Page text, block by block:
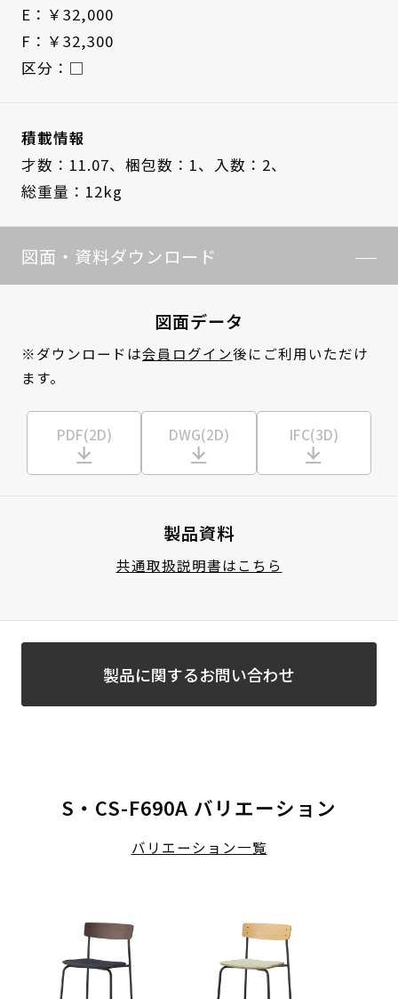
E：￥32,000
F：￥32,300
区分：□
積載情報
才数：11.07、 梱包数：1、 入数：2、
総重量：12kg
図面・資料ダウンロード
図面データ
※ダウンロードは会員ログイン後にご利用いただけ
ます。
PDF(2D) DWG(2D) IFC(3D)
製品資料
共通取扱説明書はこちら
製品に関するお問い合わせ
S・CS-F690A バリエーション
バリエーション一覧